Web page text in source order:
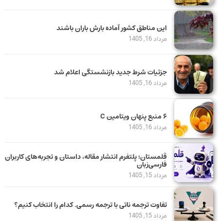
این مناطق کشور آماده بارش باران باشند
مرداد 16, 1405
جزئیات شرط جدید بازنشستگی اعلام شد
مرداد 16, 1405
۶ منبع پنهان ویتامین C
مرداد 16, 1405
قلمستان؛ پلتفرم انتشار مقاله، داستان و تجربه‌های کاربران
فارسی‌زبان
مرداد 15, 1405
تفاوت ترجمه ناتی با ترجمه رسمی. کدام را انتخاب کنیم؟
مرداد 15, 1405